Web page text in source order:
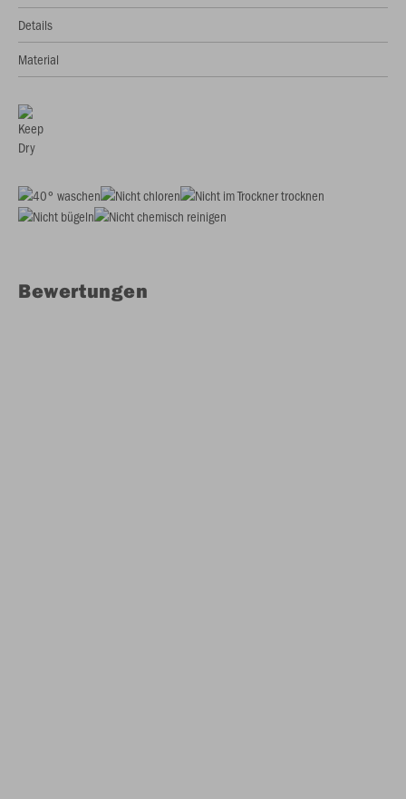
Details
Material
Bewertungen